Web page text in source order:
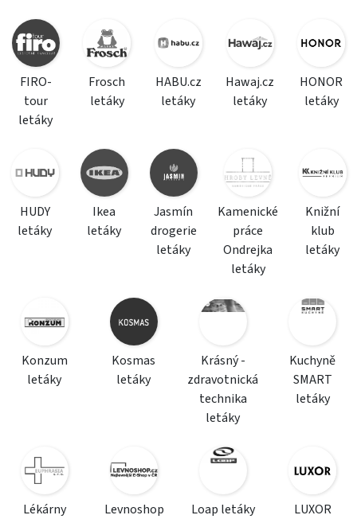
FIRO-
tour
letáky
Frosch
letáky
HABU.cz
letáky
Hawaj.cz
letáky
HONOR
letáky
HUDY
letáky
Ikea
letáky
Jasmín
drogerie
letáky
Kamenické
práce
Ondrejka
letáky
Knižní
klub
letáky
Konzum
letáky
Kosmas
letáky
Krásný -
zdravotnická
technika
letáky
Kuchyně
SMART
letáky
Lékárny
Levnoshop
Loap letáky
LUXOR